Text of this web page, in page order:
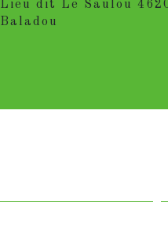
Lieu dit Le Saulou 46200
Baladou